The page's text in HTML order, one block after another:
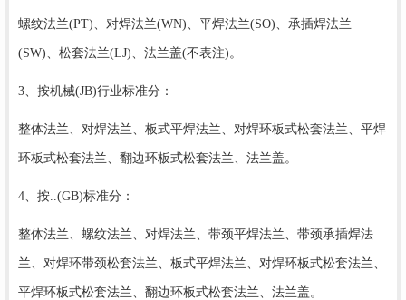
螺纹法兰(PT)、对焊法兰(WN)、平焊法兰(SO)、承插焊法兰
(SW)、松套法兰(LJ)、法兰盖(不表注)。
3、按机械(JB)行业标准分：
整体法兰、对焊法兰、板式平焊法兰、对焊环板式松套法兰、平焊
环板式松套法兰、翻边环板式松套法兰、法兰盖。
4、按..(GB)标准分：
整体法兰、螺纹法兰、对焊法兰、带颈平焊法兰、带颈承插焊法
兰、对焊环带颈松套法兰、板式平焊法兰、对焊环板式松套法兰、
平焊环板式松套法兰、翻边环板式松套法兰、法兰盖。